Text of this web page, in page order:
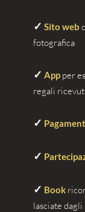
✓ Sito web
fotografica
✓ Appper
regali
✓
✓
✓ Book
lasciate